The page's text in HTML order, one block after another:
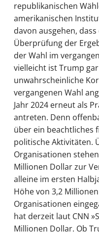
republikanischen
amerikanischen
davon ausgehen,
Überprüfung der
der Wahl im
vielleicht ist Trump
unwahrscheinliche
vergangenen Wahl
Jahr 2024 erneut als
antreten. Denn
über ein beachtliches
politische Aktivitäten.
Organisationen
Millionen Dollar zur
alleine im ersten
Höhe von 3,2
Organisationen
hat derzeit laut CNN
Millionen Dollar. Ob